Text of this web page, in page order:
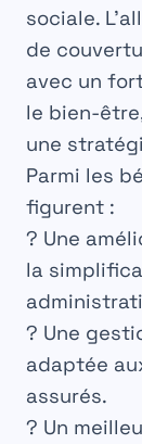
sociale.
de
avec un
le bien-
une
Parmi les
figurent :
? Une
la
? Une
adaptée
assurés.
?️ Un